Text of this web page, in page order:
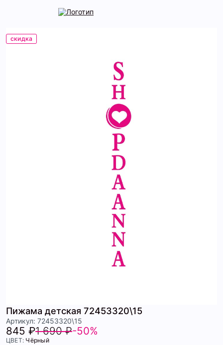
скидка
Пижама детская 72453320\15
Артикул: 72453320\15
845 ₽1 690 ₽-50%
ЦВЕТ: Чёрный